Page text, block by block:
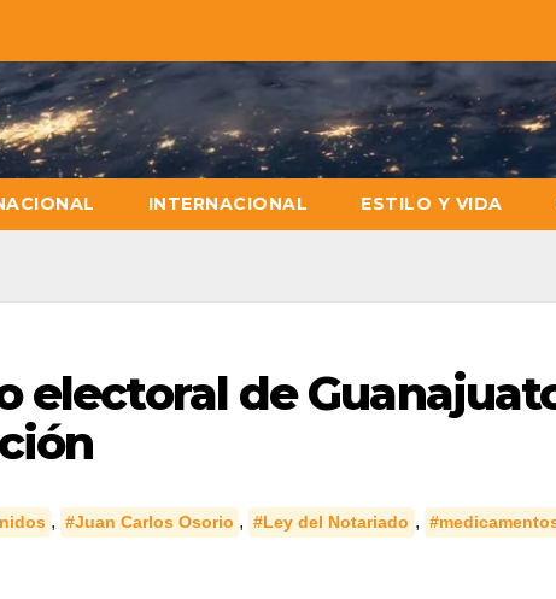
INTERNACIONAL ESTILO Y VIDA
electoral de
, #Juan Carlos Osorio , #Ley del Notariado ,